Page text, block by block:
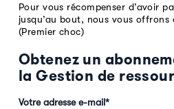
Pour vous récompenser d’avoir
jusqu’au bout, nous vous offrons
(Premier choc)
Obtenez un
la Gestion de
Votre adresse e-mail*